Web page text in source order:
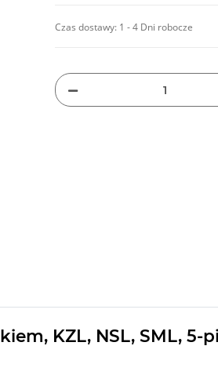
Czas dostawy: 1 - 4 Dni robocze
KZL, NSL, SML, 5-